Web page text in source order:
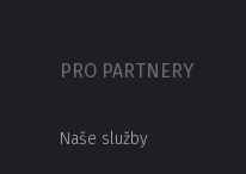
PRO PARTNERY
Naše služby